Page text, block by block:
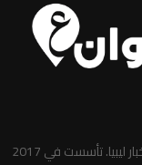
صحيفة العنوان الليبية صحيفة إلكترونية تعني بنشر أخبار ليبيا. تأسست في 2017